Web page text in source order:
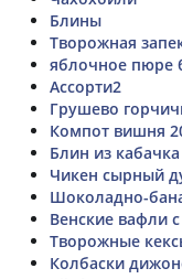
Блины
Творожная
яблочное пюре
Ассорти2
Грушево
Компот вишня
Блин из
Чикен сырный
Шоколадно-
Венские вафли
Творожные
Колбаски